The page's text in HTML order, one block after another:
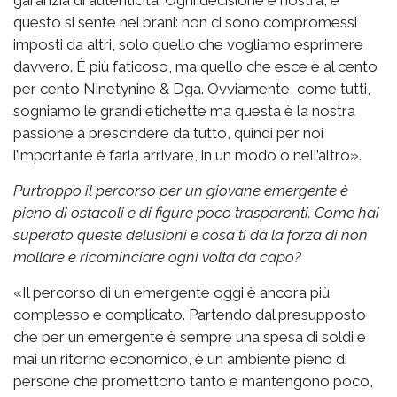
questo si sente nei brani: non ci sono compromessi
imposti da altri, solo quello che vogliamo esprimere
davvero. È più faticoso, ma quello che esce è al cento
per cento Ninetynine & Dga. Ovviamente, come tutti,
sogniamo le grandi etichette ma questa è la nostra
passione a prescindere da tutto, quindi per noi
l’importante è farla arrivare, in un modo o nell’altro».
Purtroppo il percorso per un giovane emergente è
pieno di ostacoli e di figure poco trasparenti. Come hai
superato queste delusioni e cosa ti dà la forza di non
mollare e ricominciare ogni volta da capo?
«Il percorso di un emergente oggi è ancora più
complesso e complicato. Partendo dal presupposto
che per un emergente è sempre una spesa di soldi e
mai un ritorno economico, è un ambiente pieno di
persone che promettono tanto e mantengono poco,